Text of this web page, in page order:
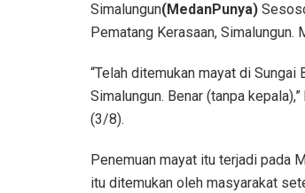
Simalungun(MedanPunya)
Pematang Kerasaan,
“Telah ditemukan mayat di Sungai
Simalungun. Benar (tanpa
(3/8).
Penemuan mayat itu terjadi pada
itu ditemukan oleh masyarakat